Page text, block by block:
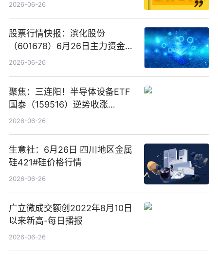
2026-06-26
股票行情快报：滨化股份
（601678）6月26日主力资金净
卖出5964.34万元
2026-06-26
聚焦：三连阳！半导体设备ETF
国泰（159516）逆势收涨
3.5%，近10日累计净流入超65
2026-06-26
生意社：6月26日 四川地区金属
硅421#硅价格行情
2026-06-26
广立微成交额创2022年8月10日
以来新高-每日播报
2026-06-26